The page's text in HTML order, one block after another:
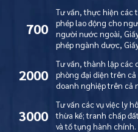
700
Tư vấn, thực hiện các
phép lao động cho
người nước ngoài,
phép ngành dược,
2000
Tư vấn, thành lập các
phòng đại diện trên
doanh nghiệp trên cả
3000
Tư vấn các vụ việc ly
thừa kế; tranh chấp
và tố tụng hành chính.